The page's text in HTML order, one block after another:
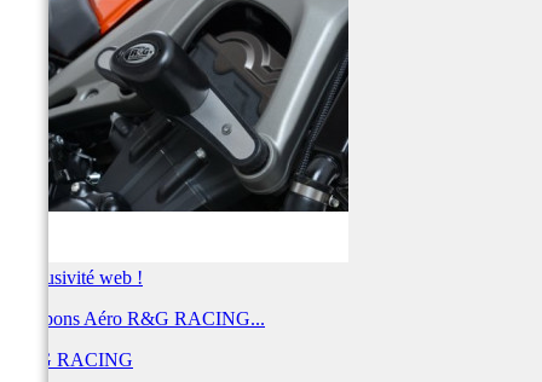
Exclusivité web !
Tampons Aéro R&G RACING...
R&G RACING